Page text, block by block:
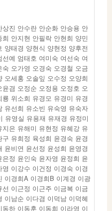
진 안수란 안순화 안승용 안
안지현 안필락 안현희 양민
양태경 양현식 양현정 양후전
예 엄태호 여미숙 여선숙 여
오가영 오경숙 오경철 오금
오세홍 오솔잎 오수정 오양희
겸 오정순 오정용 오정호 오
위소희 유경모 유경미 유경
유선희 유소빈 유숙영 유숙자
유영실 유용재 유재경 유정미
은 유해미 유현정 유혜강 유
유희정 육성희 윤경숙 윤경
윤비연 윤선정 윤성희 윤영경
정 윤인숙 윤자영 윤정희 윤
이강수 이건정 이경숙 이경
이경희A 이경희B 이계경 이광
이근정 이근주 이금복 이금
이남순 이다겸 이덕남 이덕혜
하 이동훈 이동희 이라영 이